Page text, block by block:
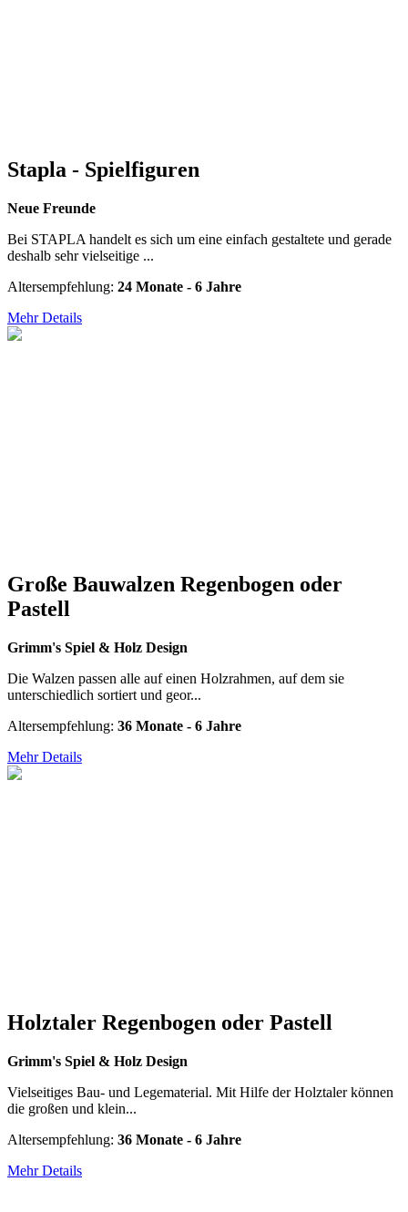
Stapla - Spielfiguren
Neue Freunde
Bei STAPLA handelt es sich um eine einfach gestaltete und gerade
deshalb sehr vielseitige ...
Altersempfehlung: 24 Monate - 6 Jahre
Mehr Details
Große Bauwalzen Regenbogen oder
Pastell
Grimm's Spiel & Holz Design
Die Walzen passen alle auf einen Holzrahmen, auf dem sie
unterschiedlich sortiert und geor...
Altersempfehlung: 36 Monate - 6 Jahre
Mehr Details
Holztaler Regenbogen oder Pastell
Grimm's Spiel & Holz Design
Vielseitiges Bau- und Legematerial. Mit Hilfe der Holztaler können
die großen und klein...
Altersempfehlung: 36 Monate - 6 Jahre
Mehr Details